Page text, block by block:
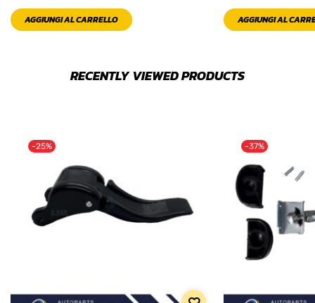
AGGIUNGI AL CARRELLO AGGIUNGI AL
RECENTLY VIEWED PRODUCTS
-25% -37%